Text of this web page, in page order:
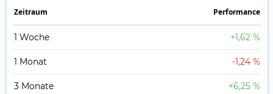
Zeit­raum Perfor­mance
1 Woche +1,62 %
1 Monat -1,24 %
3 Monate +6,25 %